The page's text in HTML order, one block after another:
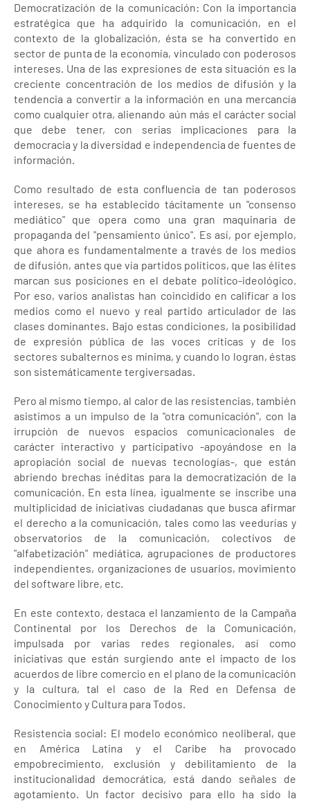
Democratización de la comunicación: Con la importancia
estratégica que ha adquirido la comunicación, en el
contexto de la globalización, ésta se ha convertido en
sector de punta de la economía, vinculado con poderosos
intereses. Una de las expresiones de esta situación es la
creciente concentración de los medios de difusión y la
tendencia a convertir a la información en una mercancía
como cualquier otra, alienando aún más el carácter social
que debe tener, con serias implicaciones para la
democracia y la diversidad e independencia de fuentes de
información.
Como resultado de esta confluencia de tan poderosos
intereses, se ha establecido tácitamente un "consenso
mediático" que opera como una gran maquinaria de
propaganda del "pensamiento único". Es así, por ejemplo,
que ahora es fundamentalmente a través de los medios
de difusión, antes que vía partidos políticos, que las élites
marcan sus posiciones en el debate político-ideológico.
Por eso, varios analistas han coincidido en calificar a los
medios como el nuevo y real partido articulador de las
clases dominantes. Bajo estas condiciones, la posibilidad
de expresión pública de las voces críticas y de los
sectores subalternos es mínima, y cuando lo logran, éstas
son sistemáticamente tergiversadas.
Pero al mismo tiempo, al calor de las resistencias, también
asistimos a un impulso de la "otra comunicación", con la
irrupción de nuevos espacios comunicacionales de
carácter interactivo y participativo -apoyándose en la
apropiación social de nuevas tecnologías-, que están
abriendo brechas inéditas para la democratización de la
comunicación. En esta línea, igualmente se inscribe una
multiplicidad de iniciativas ciudadanas que busca afirmar
el derecho a la comunicación, tales como las veedurías y
observatorios de la comunicación, colectivos de
"alfabetización" mediática, agrupaciones de productores
independientes, organizaciones de usuarios, movimiento
del software libre, etc.
En este contexto, destaca el lanzamiento de la Campaña
Continental por los Derechos de la Comunicación,
impulsada por varias redes regionales, así como
iniciativas que están surgiendo ante el impacto de los
acuerdos de libre comercio en el plano de la comunicación
y la cultura, tal el caso de la Red en Defensa de
Conocimiento y Cultura para Todos.
Resistencia social: El modelo económico neoliberal, que
en América Latina y el Caribe ha provocado
empobrecimiento, exclusión y debilitamiento de la
institucionalidad democrática, está dando señales de
agotamiento. Un factor decisivo para ello ha sido la